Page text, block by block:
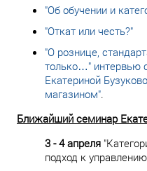
"Об обучении и
"Откат или честь?"
"О рознице,
только…" интервью
Екатериной
магазином".
Ближайший семинар
3 - 4 апреля
подход к